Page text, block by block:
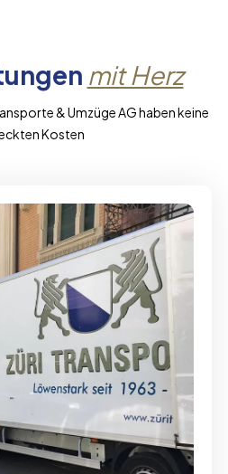
mit Herz
& Umzüge AG haben keine
Kosten